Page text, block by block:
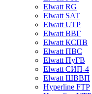
Elwatt RG
Elwatt SAT
Elwatt UTP
Elwatt ВВГ
Elwatt КСПВ
Elwatt ПВС
Elwatt ПуГВ
Elwatt СИП-4
Elwatt ШВВП
Hyperline FTP